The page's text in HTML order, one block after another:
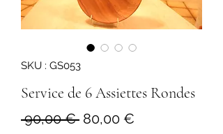
SKU : GS053
Service de 6 Assiettes Rondes
90,00 € Prix
80,00 €